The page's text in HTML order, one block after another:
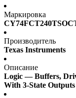
Маркировка
Производитель
Texas Instruments
Описание
Logic — Buffers,
With 3-State Outputs